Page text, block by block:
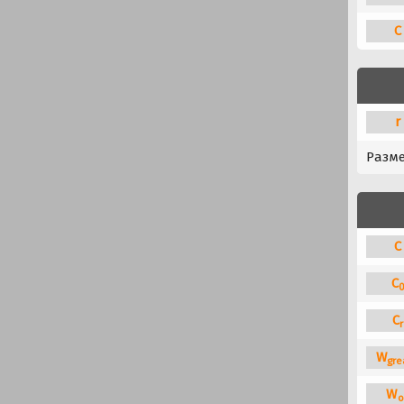
C
r
C
C0
Cr
W
W